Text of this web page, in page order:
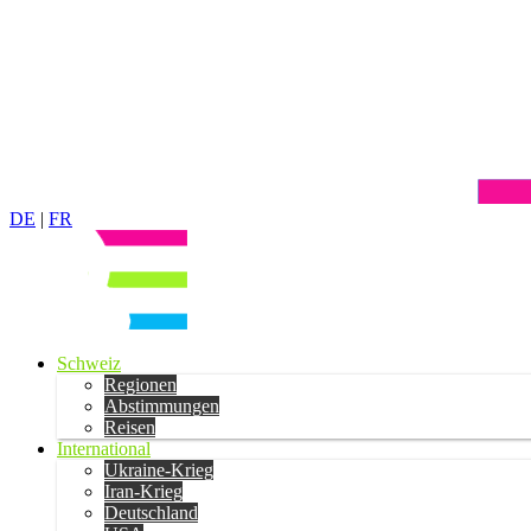
DE | FR
Schweiz
Regionen
Abstimmungen
Reisen
International
Ukraine-Krieg
Iran-Krieg
Deutschland